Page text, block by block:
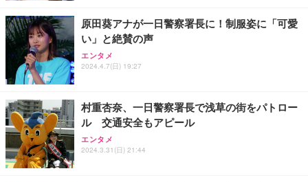
原田葵アナが一日警察署長に！制服姿に「可愛
い」と絶賛の声
エンタメ
2024.4.7(日) 19:27
村重杏奈、一日警察署長で浅草の街をパトロー
ル 交通安全もアピール
エンタメ
2024.3.31(日) 21:44